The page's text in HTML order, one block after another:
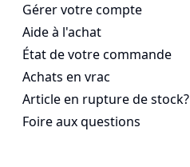
Gérer votre compte
Aide à l'achat
État de votre commande
Achats en vrac
Article en rupture de stock?
Foire aux questions